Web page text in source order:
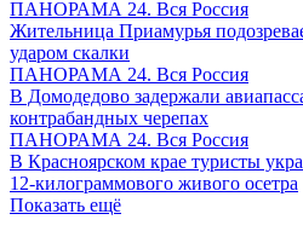
ПАНОРАМА 24. Вся Россия
Жительница Приамурья
ударом скалки
ПАНОРАМА 24. Вся Россия
В Домодедово задержали
контрабандных черепах
ПАНОРАМА 24. Вся Россия
В Красноярском крае туристы
12-килограммового живого осетра
Показать ещё